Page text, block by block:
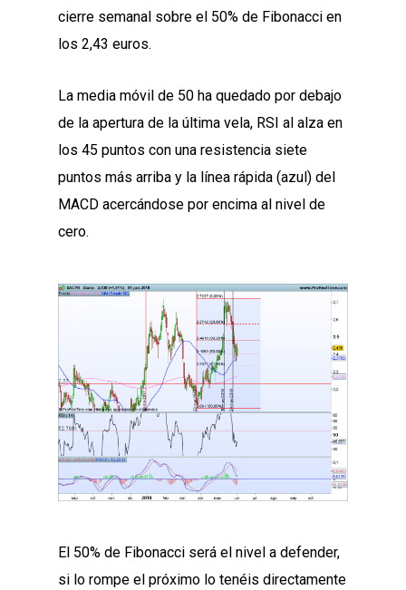
cierre semanal sobre el 50% de Fibonacci en
los 2,43 euros.
La media móvil de 50 ha quedado por debajo
de la apertura de la última vela, RSI al alza en
los 45 puntos con una resistencia siete
puntos más arriba y la línea rápida (azul) del
MACD acercándose por encima al nivel de
cero.
El 50% de Fibonacci será el nivel a defender,
si lo rompe el próximo lo tenéis directamente